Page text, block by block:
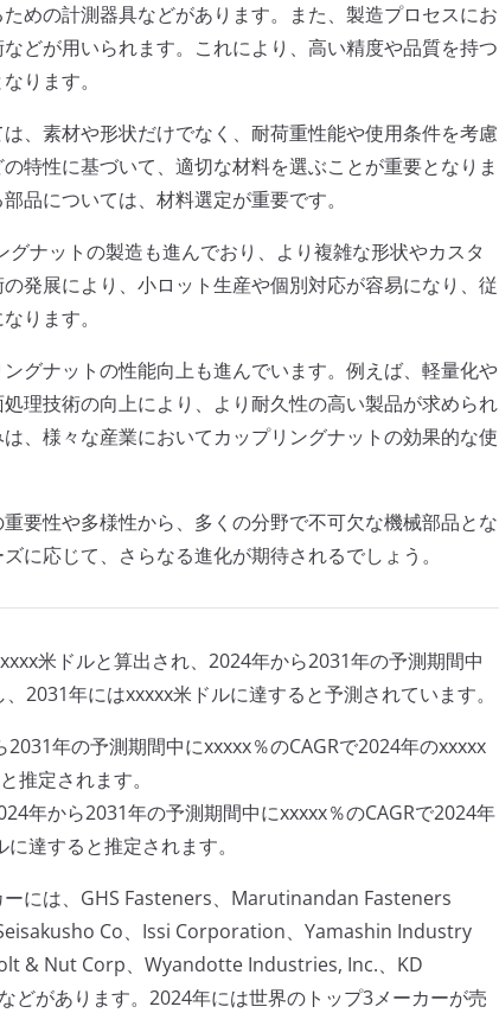
めの計測器具などがあります。また、製造プロセスにお
どが用いられます。これにより、高い精度や品質を持つ
ります。
、素材や形状だけでなく、耐荷重性能や使用条件を考慮
特性に基づいて、適切な材料を選ぶことが重要となりま
品については、材料選定が重要です。
ナットの製造も進んでおり、より複雑な形状やカスタ
発展により、小ロット生産や個別対応が容易になり、従
ります。
グナットの性能向上も進んでいます。例えば、軽量化や
理技術の向上により、より耐久性の高い製品が求められ
、様々な産業においてカップリングナットの効果的な使
要性や多様性から、多くの分野で不可欠な機械部品とな
に応じて、さらなる進化が期待されるでしょう。
米ドルと算出され、2024年から2031年の予測期間中
2031年にはxxxxx米ドルに達すると予測されています。
年の予測期間中にxxxxx％のCAGRで2024年のxxxxx
推定されます。
年から2031年の予測期間中にxxxxx％のCAGRで2024年
達すると推定されます。
には、GHS Fasteners、Marutinandan Fasteners
Co、Issi Corporation、Yamashin Industry
& Nut Corp、Wyandotte Industries, Inc.、KD
があります。2024年には世界のトップ3メーカーが売